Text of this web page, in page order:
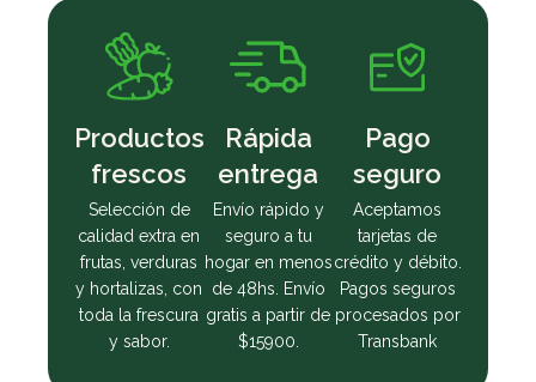
Productos
frescos
Selección de
calidad extra en
frutas, verduras
y hortalizas, con
toda la frescura
y sabor.
Rápida
entrega
Envío rápido y
seguro a tu
hogar en menos
de 48hs. Envío
gratis a partir de
$15900.
Pago
seguro
Aceptamos
tarjetas de
crédito y débito.
Pagos seguros
procesados por
Transbank